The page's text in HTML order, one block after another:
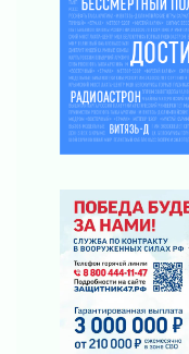
За сутки в
03 августа 2026
Клюква
просится
03 августа 2026
Строительные
03 августа 2026
Шесть новых
Ленинградской
03 августа 2026
Уроки
03 августа 2026